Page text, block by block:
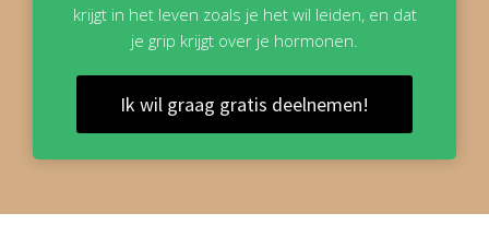
krijgt in het leven zoals je het wil leiden, en dat
je grip krijgt over je hormonen.
Ik wil graag gratis deelnemen!